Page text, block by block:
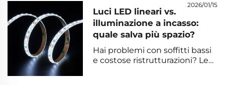
appannamento e rischi
elettrici, aumentando la durata
utile di 2,3 volte nelle aree
umide. Ottieni subito
un’illuminazione resistente e
conforme alle normative.
2026/01/15
Luci LED lineari vs.
illuminazione a incasso:
quale salva più spazio?
Hai problemi con soffitti bassi
e costose ristrutturazioni? Le